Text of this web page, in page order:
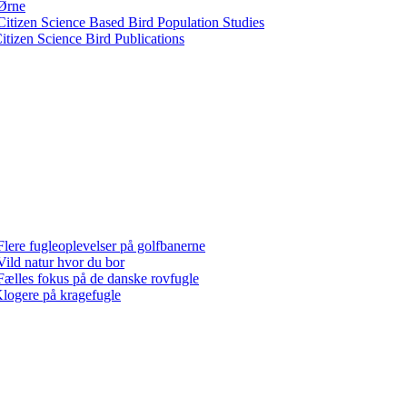
Science Based Bird Population Studies
Science Bird Publications
fugleoplevelser på golfbanerne
natur hvor du bor
fokus på de danske rovfugle
på kragefugle